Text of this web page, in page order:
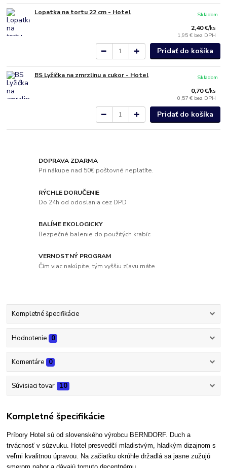
Lopatka na tortu 22 cm - Hotel
2,40 €/ks
1,95 € bez DPH
Skladom
Pridať do košíka
BS Lyžička na zmrzlinu a cukor - Hotel
0,70 €/ks
0,57 € bez DPH
Skladom
Pridať do košíka
DOPRAVA ZDARMA
Pri nákupe nad 50€ poštovné neplatíte.
RÝCHLE DORUČENIE
Do 24h od odoslania cez DPD
BALÍME EKOLOGICKY
Bezpečné balenie do použitých krabíc
VERNOSTNÝ PROGRAM
Čím viac nakúpite, tým vyššiu zľavu máte
Kompletné špecifikácie
Hodnotenie 0
Komentáre 0
Súvisiaci tovar 10
Kompletné špecifikácie
Príbory Hotel sú od slovenského výrobcu BERNDORF. Duch a
trvácnosť v súzvuku. Hotel presvedčí mladistvým, hladkým dizajnom s
veľmi kvalitnou úpravou. Na začiatku okrúhle držadlá sa jasne zužujú